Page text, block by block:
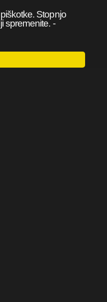
Stopnjo
spremenite. -